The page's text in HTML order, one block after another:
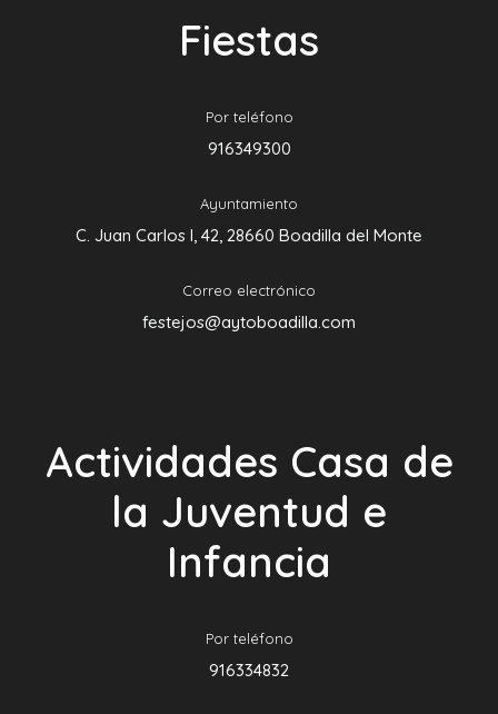
Fiestas
Por teléfono
916349300
Ayuntamiento
C. Juan Carlos I, 42, 28660 Boadilla del Monte
Correo electrónico
festejos@aytoboadilla.com
Actividades Casa de
la Juventud e
Infancia
Por teléfono
916334832